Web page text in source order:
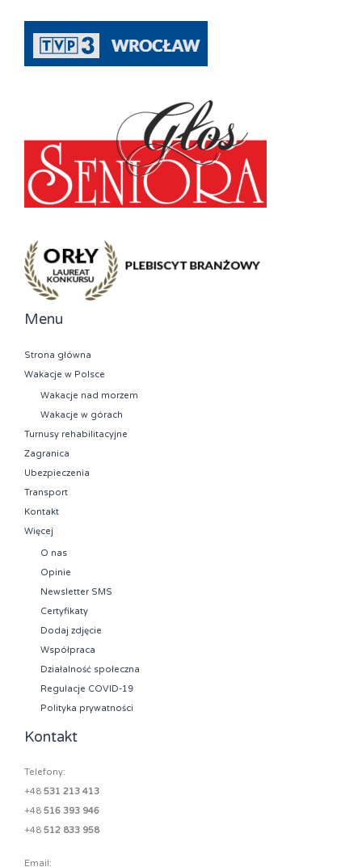
Menu
Strona główna
Wakacje w Polsce
Wakacje nad morzem
Wakacje w górach
Turnusy rehabilitacyjne
Zagranica
Ubezpieczenia
Transport
Kontakt
Więcej
O nas
Opinie
Newsletter SMS
Certyfikaty
Dodaj zdjęcie
Współpraca
Działalność społeczna
Regulacje COVID-19
Polityka prywatności
Kontakt
Telefony:
+48 531 213 413
+48 516 393 946
+48 512 833 958
Email: